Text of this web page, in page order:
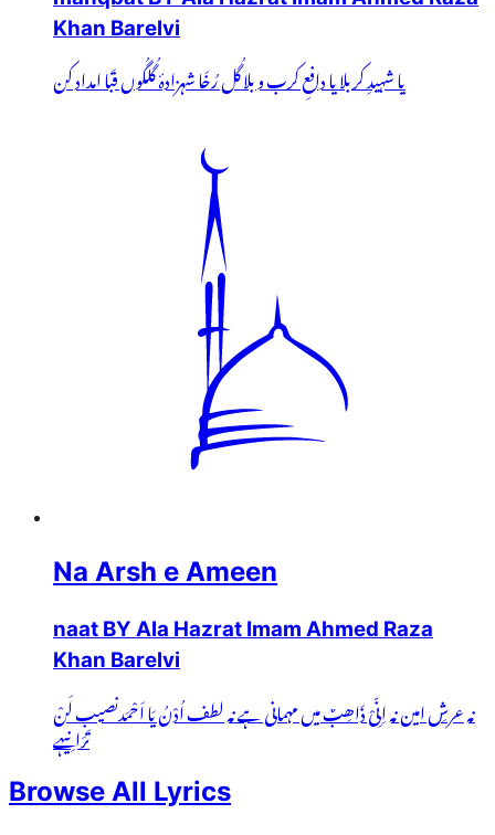
Khan Barelvi
یا شہیدِ کربلا یا دافعِ کرب و بلا گُل رُخَا شہزادۂ گُلگُوں قَبا امداد کن
Na Arsh e Ameen
naat BY Ala Hazrat Imam Ahmed Raza
Khan Barelvi
نہ عرشِ امین نہ اِنِّیْ ذَاھِبٌ میں مہمانی ہے نہ لطف اُدْنُ یَا اَحْمَدنصیب لَنْ
تَرَانِیہے
Browse All Lyrics